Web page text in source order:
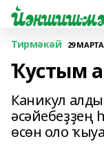
Тирмәкәй 29 МАРТА
Ҡустым
Каникул
әсәйебеҙҙең
өсөн оло